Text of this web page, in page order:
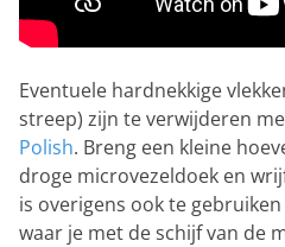
Eventuele hardnekkige
streep) zijn te verwijderen
Polish. Breng een kleine
droge microvezeldoek en
is overigens ook te
waar je met de schijf van de